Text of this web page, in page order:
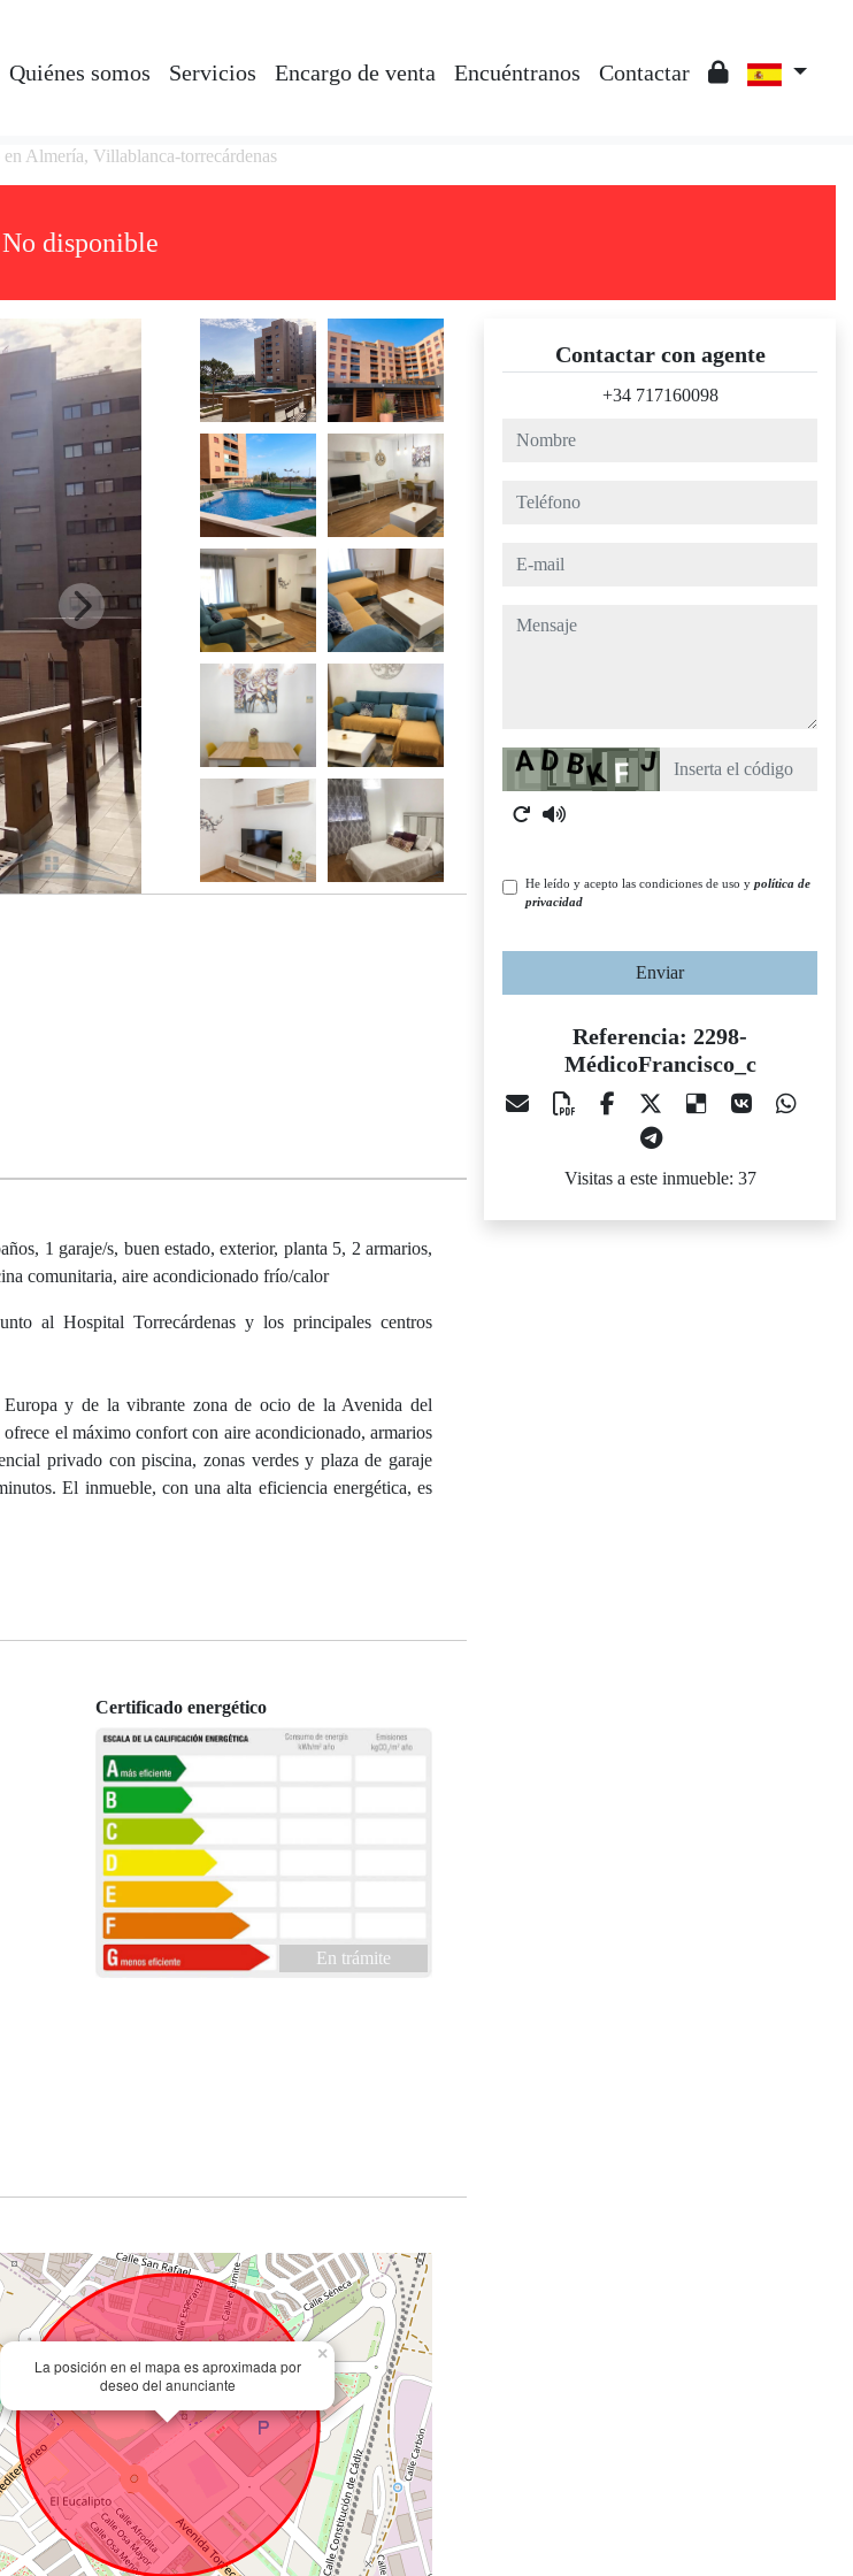
Quiénes somos Servicios Encargo de venta Encuéntranos Contactar
Almería, Villablanca-torrecárdenas
No disponible
1 garaje/s, buen estado, exterior, planta 5, 2 armarios,
comunitaria, aire acondicionado frío/calor
al Hospital Torrecárdenas y los principales centros
y de la vibrante zona de ocio de la Avenida del
el máximo confort con aire acondicionado, armarios
privado con piscina, zonas verdes y plaza de garaje
El inmueble, con una alta eficiencia energética, es
Certificado energético
En trámite
La posición en el mapa es aproximada por
deseo del anunciante
×
Contactar con agente
+34 717160098
nombre
teléfono
e-mail
mensaje
Captcha
He leído y acepto las condiciones de uso y política de
privacidad
Enviar
Referencia: 2298-
MédicoFrancisco_c
Visitas a este inmueble: 37